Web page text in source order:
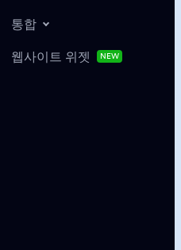
통합
웹사이트 위젯 NEW